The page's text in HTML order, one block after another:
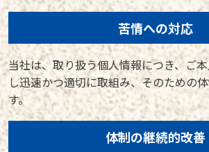
苦情への対応
当社は、取り扱う個人情報につき、ご
し迅速かつ適切に取組み、そのための
す。
体制の継続的改善